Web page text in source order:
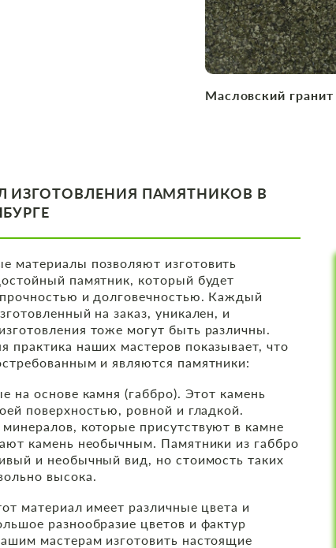
Масловский гранит
ИЗГОТОВЛЕНИЯ ПАМЯТНИКОВ В
материалы позволяют изготовить
памятник, который будет
прочностью и долговечностью. Каждый
на заказ, уникален, и
тоже могут быть различны.
практика наших мастеров показывает, что
и являются памятники:
на основе камня (габбро). Этот камень
поверхностью, ровной и гладкой.
минералов, которые присутствуют в камне
камень необычным. Памятники из габбро
и необычный вид, но стоимость таких
высока.
материал имеет различные цвета и
разнообразие цветов и фактур
мастерам изготовить настоящие